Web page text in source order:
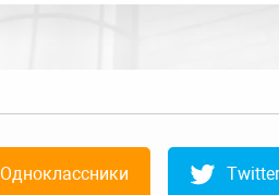
Одноклассники Twitter